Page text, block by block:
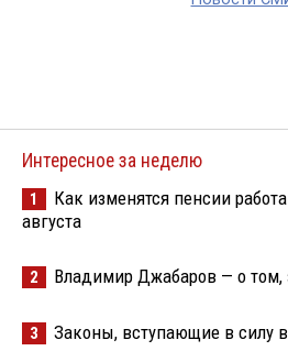
Интересное за неделю
1
Как изменятся пенсии
августа
2 Владимир Джабаров — о
3 Законы, вступающие в силу в